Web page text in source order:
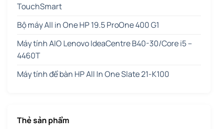
TouchSmart
Bộ máy All in One HP 19.5 ProOne 400 G1
Máy tính AIO Lenovo IdeaCentre B40-30/Core i5 –
4460T
Máy tính để bàn HP All In One Slate 21-K100
Thẻ sản phẩm